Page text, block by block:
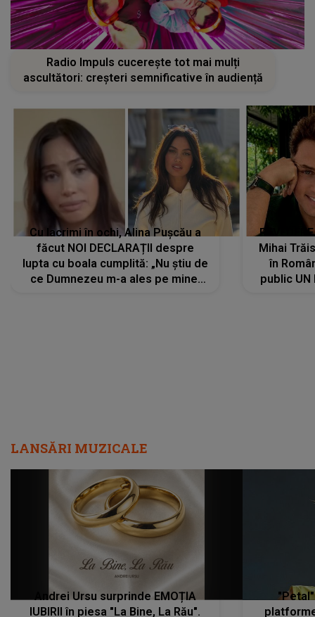
Radio Impuls cucerește tot mai mulți
ascultători: creșteri semnificative în audiență
Cu lacrimi în ochi, Alina Pușcău a
făcut NOI DECLARAȚII despre
lupta cu boala cumplită: „Nu știu de
ce Dumnezeu m-a ales pe mine.
Mihai
în
public UN
LANSĂRI MUZICALE
Andrei Ursu surprinde EMOȚIA
IUBIRII în piesa "La Bine, La Rău".